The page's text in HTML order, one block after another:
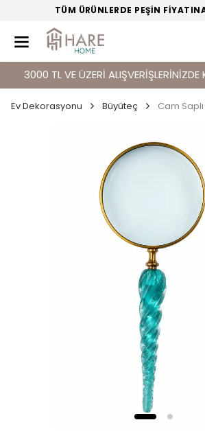
TÜM ÜRÜNLERDE PEŞİN
TL VE ÜZERİ ALIŞVERİŞLERİNİZDE
Ev Dekorasyonu Büyüteç Cam